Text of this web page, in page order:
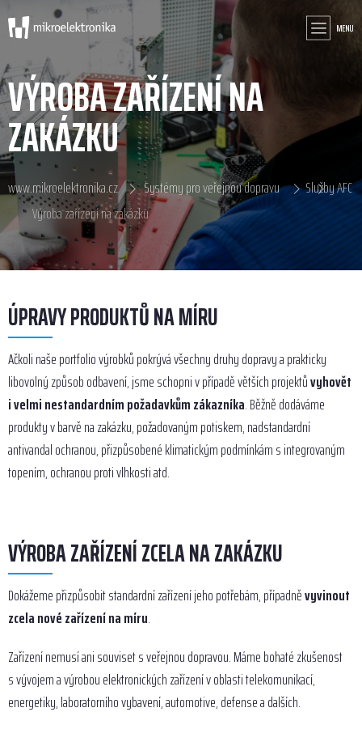
MENU
VÝROBA ZAŘÍZENÍ NA
ZAKÁZKU
www.mikroelektronika.cz Systémy pro veřejnou dopravu
Služby AFC
Výroba zařízení na zakázku
ÚPRAVY PRODUKTŮ NA MÍRU
Ačkoli naše portfolio výrobků pokrývá všechny druhy dopravy a prakticky
libovolný způsob odbavení, jsme schopni v případě větších projektůvyhovět
i velmi nestandardním požadavkům zákazníka. Běžně dodáváme
produkty v barvě na zakázku, požadovaným potiskem, nadstandardní
antivandal ochranou, přizpůsobené klimatickým podmínkám s integrovaným
topením, ochranou proti vlhkosti atd.
VÝROBA ZAŘÍZENÍ ZCELA NA ZAKÁZKU
Dokážeme přizpůsobit standardní zařízení jeho potřebám, případněvyvinout
zcela nové zařízení na míru.
Zařízení nemusí ani souviset s veřejnou dopravou. Máme bohaté zkušenost
s vývojem a výrobou elektronických zařízení v oblasti telekomunikací,
energetiky, laboratorního vybavení, automotive, defense a dalších.